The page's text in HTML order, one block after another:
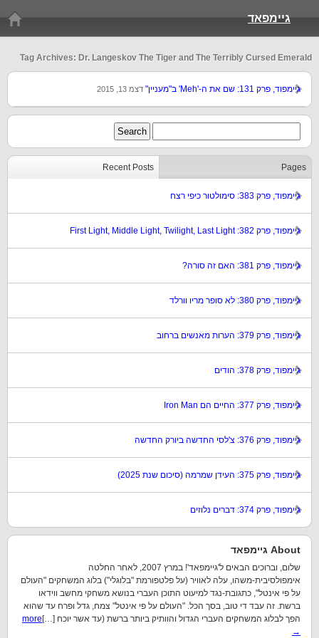
גיימפאד
Tag Archives: Dr. Langeskov The Tiger and The Terribly Cursed Emerald
גיימפוד, פרק 131: שם את ה-'Meh' ב"מעניין" דצמ 13, 2015
Recent Posts Pages
גיימפוד, פרק 383: סימולטור כיפי רצח
גיימפוד, פרק 382: First Light, Middle Light, Twilight, Last Light
גיימפוד, פרק 381: האם זה סורה?
גיימפוד, פרק 380: לא סופר מריו וורלד
גיימפוד, פרק 379: הערות מאנשים ברחוב
גיימפוד, פרק 378: הודים
גיימפוד, פרק 377: החיים הם Iron Man
גיימפוד, פרק 376: צ'לסי החדשה ביורק החדשה
גיימפוד, פרק 375: העידן שמרמה (סיכום שנת 2025)
גיימפוד, פרק 374: דברים נלוזים
About גיימפאד
שלום, וברוכים הבאים ל'גיימפאד'! במרץ 2007, לאחר החלטה
אימפולסיבית-משהו, עלה לאוויר (על פלטפורמת "בלוגלי") בלוג המשחקים "העולם
על פי אינטל", כתגובת-נגד למיעוט התוכן העברי בנושא משחקי מחשב ווידאו
ברשת. זה עבד די טוב, בסך הכל. "העולם על פי אינטל" צמח, גדל ופרח עד שהוא
הפך לבלוג המשחקים העברי הגדול והוותיק ביותר ברשת (עד אשר יוכח […] more
→